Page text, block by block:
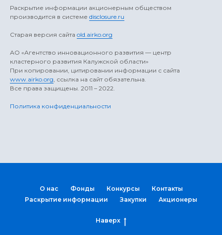
Раскрытие информации акционерным обществом
производится в системе disclosure.ru
Старая версия сайта old.airko.org
АO «Агентство инновационного развития — центр
кластерного развития Калужской области»
При копировании, цитировании информации с сайта
www.airko.org, ссылка на сайт обязательна.
Все права защищены. 2011 – 2022.
Политика конфиденциальности
О нас Фонды Конкурсы
Контакты
Раскрытие информации
Закупки Акционеры
Наверх